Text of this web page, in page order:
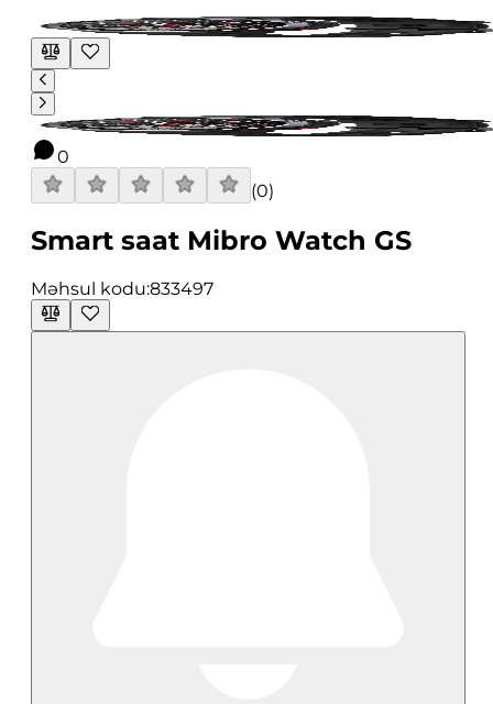
0
(0)
Smart saat Mibro Watch GS
Məhsul kodu:833497